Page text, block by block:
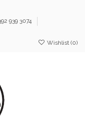
939 3074
Wishlist (0)